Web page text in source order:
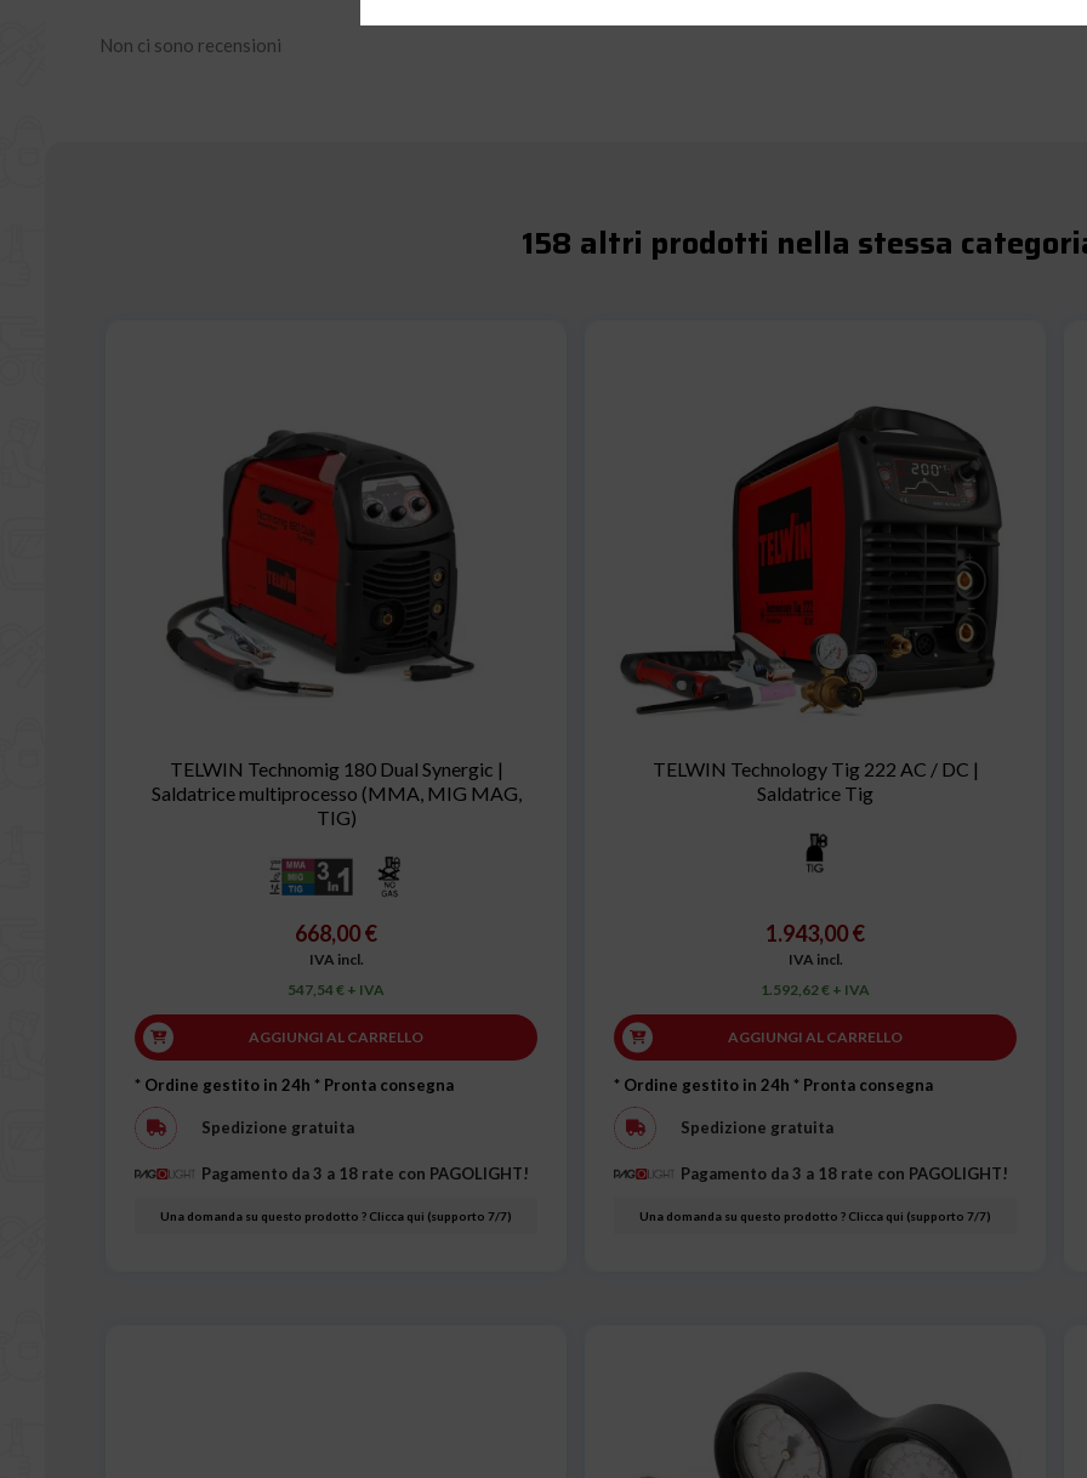
Non ci sono recensioni
158 altri prodotti nella stessa
TELWIN Technomig 180 Dual Synergic |
Saldatrice multiprocesso (MMA, MIG MAG,
TIG)
668,00 €
IVA incl.
547,54 € + IVA
AGGIUNGI AL CARRELLO
* Ordine gestito in 24h * Pronta consegna
Spedizione gratuita
Pagamento da 3 a 18 rate con PAGOLIGHT!
Una domanda su questo prodotto ? Clicca qui (supporto 7/7)
TELWIN Technology Tig 222 AC / DC |
Saldatrice Tig
1.943,00 €
IVA incl.
1.592,62 € + IVA
AGGIUNGI AL CARRELLO
* Ordine gestito in 24h * Pronta consegna
Spedizione gratuita
Pagamento da 3 a 18 rate con PAGOLIGHT!
Una domanda su questo prodotto ? Clicca qui (supporto 7/7)